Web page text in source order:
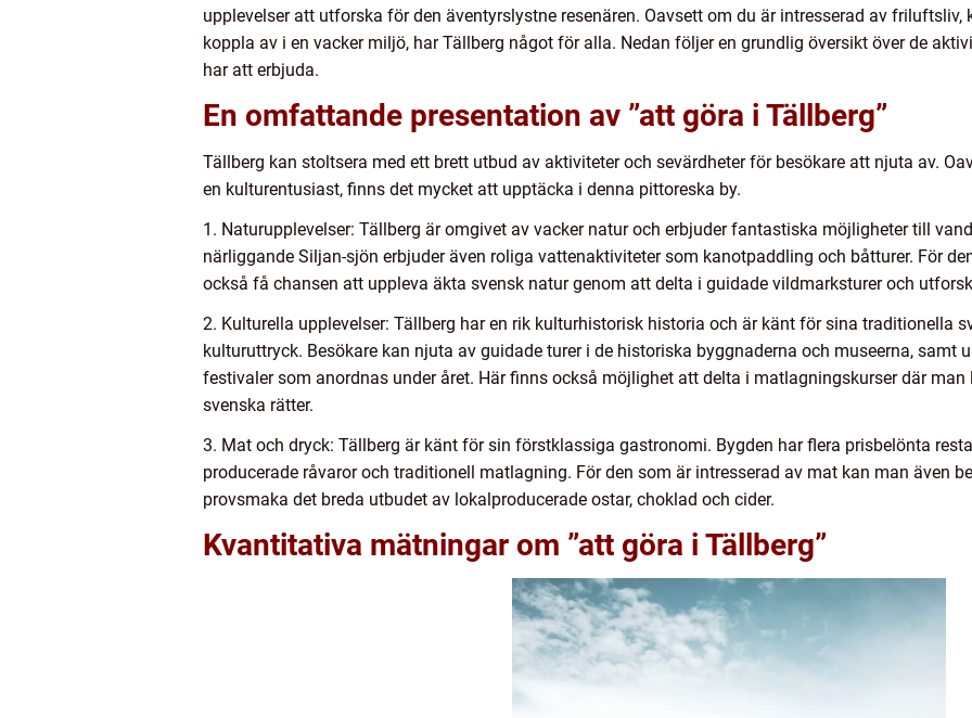
upplevelser att utforska för den äventyrslystne resenären. Oavsett om du är intresserad av friluftsliv,
koppla av i en vacker miljö, har Tällberg något för alla. Nedan följer en grundlig översikt över de
har att erbjuda.
En omfattande presentation av ”att göra i Tällberg”
Tällberg kan stoltsera med ett brett utbud av aktiviteter och sevärdheter för besökare att njuta av.
en kulturentusiast, finns det mycket att upptäcka i denna pittoreska by.
1. Naturupplevelser: Tällberg är omgivet av vacker natur och erbjuder fantastiska möjligheter till
närliggande Siljan-sjön erbjuder även roliga vattenaktiviteter som kanotpaddling och båtturer. För
också få chansen att uppleva äkta svensk natur genom att delta i guidade vildmarksturer och
2. Kulturella upplevelser: Tällberg har en rik kulturhistorisk historia och är känt för sina traditionella
kulturuttryck. Besökare kan njuta av guidade turer i de historiska byggnaderna och museerna, samt
festivaler som anordnas under året. Här finns också möjlighet att delta i matlagningskurser där
svenska rätter.
3. Mat och dryck: Tällberg är känt för sin förstklassiga gastronomi. Bygden har flera prisbelönta
producerade råvaror och traditionell matlagning. För den som är intresserad av mat kan man även
provsmaka det breda utbudet av lokalproducerade ostar, choklad och cider.
Kvantitativa mätningar om ”att göra i Tällberg”